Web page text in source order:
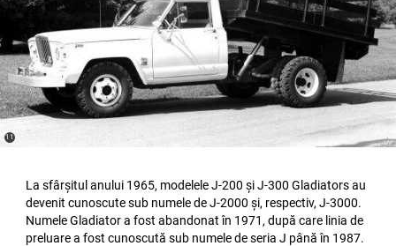
La sfârșitul anului 1965, modelele J-200 și J-300 Gladiators au
devenit cunoscute sub numele de J-2000 și, respectiv, J-3000.
Numele Gladiator a fost abandonat în 1971, după care linia de
preluare a fost cunoscută sub numele de seria J până în 1987.
(
Disclosure
11)